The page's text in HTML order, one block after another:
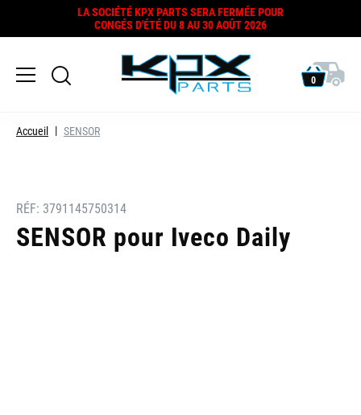
LA SOCIÉTÉ KPX PARTS SERA FERMÉE POUR
CONGÉS D'ÉTÉ DU 8 AU 30 AOÛT 2026
0
Accueil SENSOR
RÉF: 3791145750314
SENSOR pour Iveco Daily